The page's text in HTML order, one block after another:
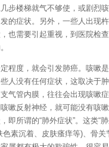
步楼梯就气不够使，或剧烈
的症状。另外，一些人出现
也需要引起重视，到医院检
程度，就会引发肺癌。咳嗽
人没有任何症状，这取决于
气管内膜，往往会出现咳嗽
嗽反射神经，就可能没有咳
即所谓的“肺外症状”。这类“
色素沉着、皮肤瘙痒等)、骨关